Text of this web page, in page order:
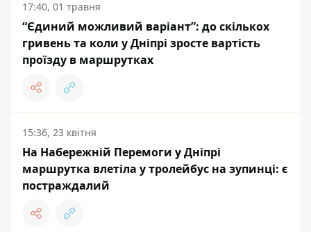
17:40, 01 травня
“Єдиний можливий варіант”: до скількох
гривень та коли у Дніпрі зросте вартість
проїзду в маршрутках
15:36, 23 квітня
На Набережній Перемоги у Дніпрі
маршрутка влетіла у тролейбус на зупинці: є
постраждалий